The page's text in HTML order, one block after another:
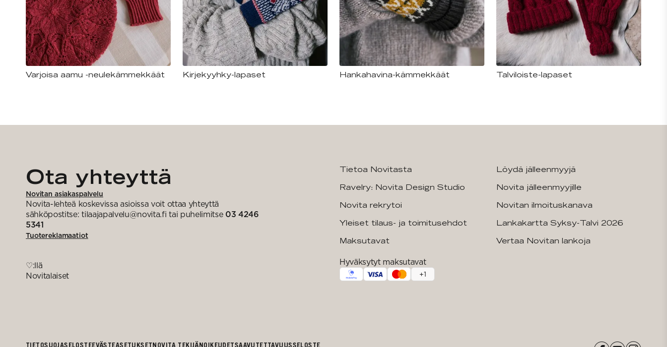
Varjoisa aamu -neulekämmekkäät Kirjekyyhky-lapaset Hankahavina-kämmekkäät Talviloiste-lapaset
Ota yhteyttä
Novitan asiakaspalvelu
Novita-lehteä koskevissa asioissa voit ottaa yhteyttä
sähköpostitse: tilaajapalvelu@novita.fi tai puhelimitse 03 4246
5341
Tuotereklamaatiot
♡:llä
Novitalaiset
Tietoa Novitasta
Ravelry: Novita Design Studio
Novita rekrytoi
Yleiset tilaus- ja toimitusehdot
Maksutavat
Löydä jälleenmyyjä
Novita jälleenmyyjille
Novitan ilmoituskanava
Lankakartta Syksy-Talvi 2026
Vertaa Novitan lankoja
Hyväksytyt maksutavat
+1
TIETOSUOJASELOSTEEVÄSTEASETUKSETNOVITA TEKIJÄNOIKEUDETSAAVUTETTAVUUSSELOSTE